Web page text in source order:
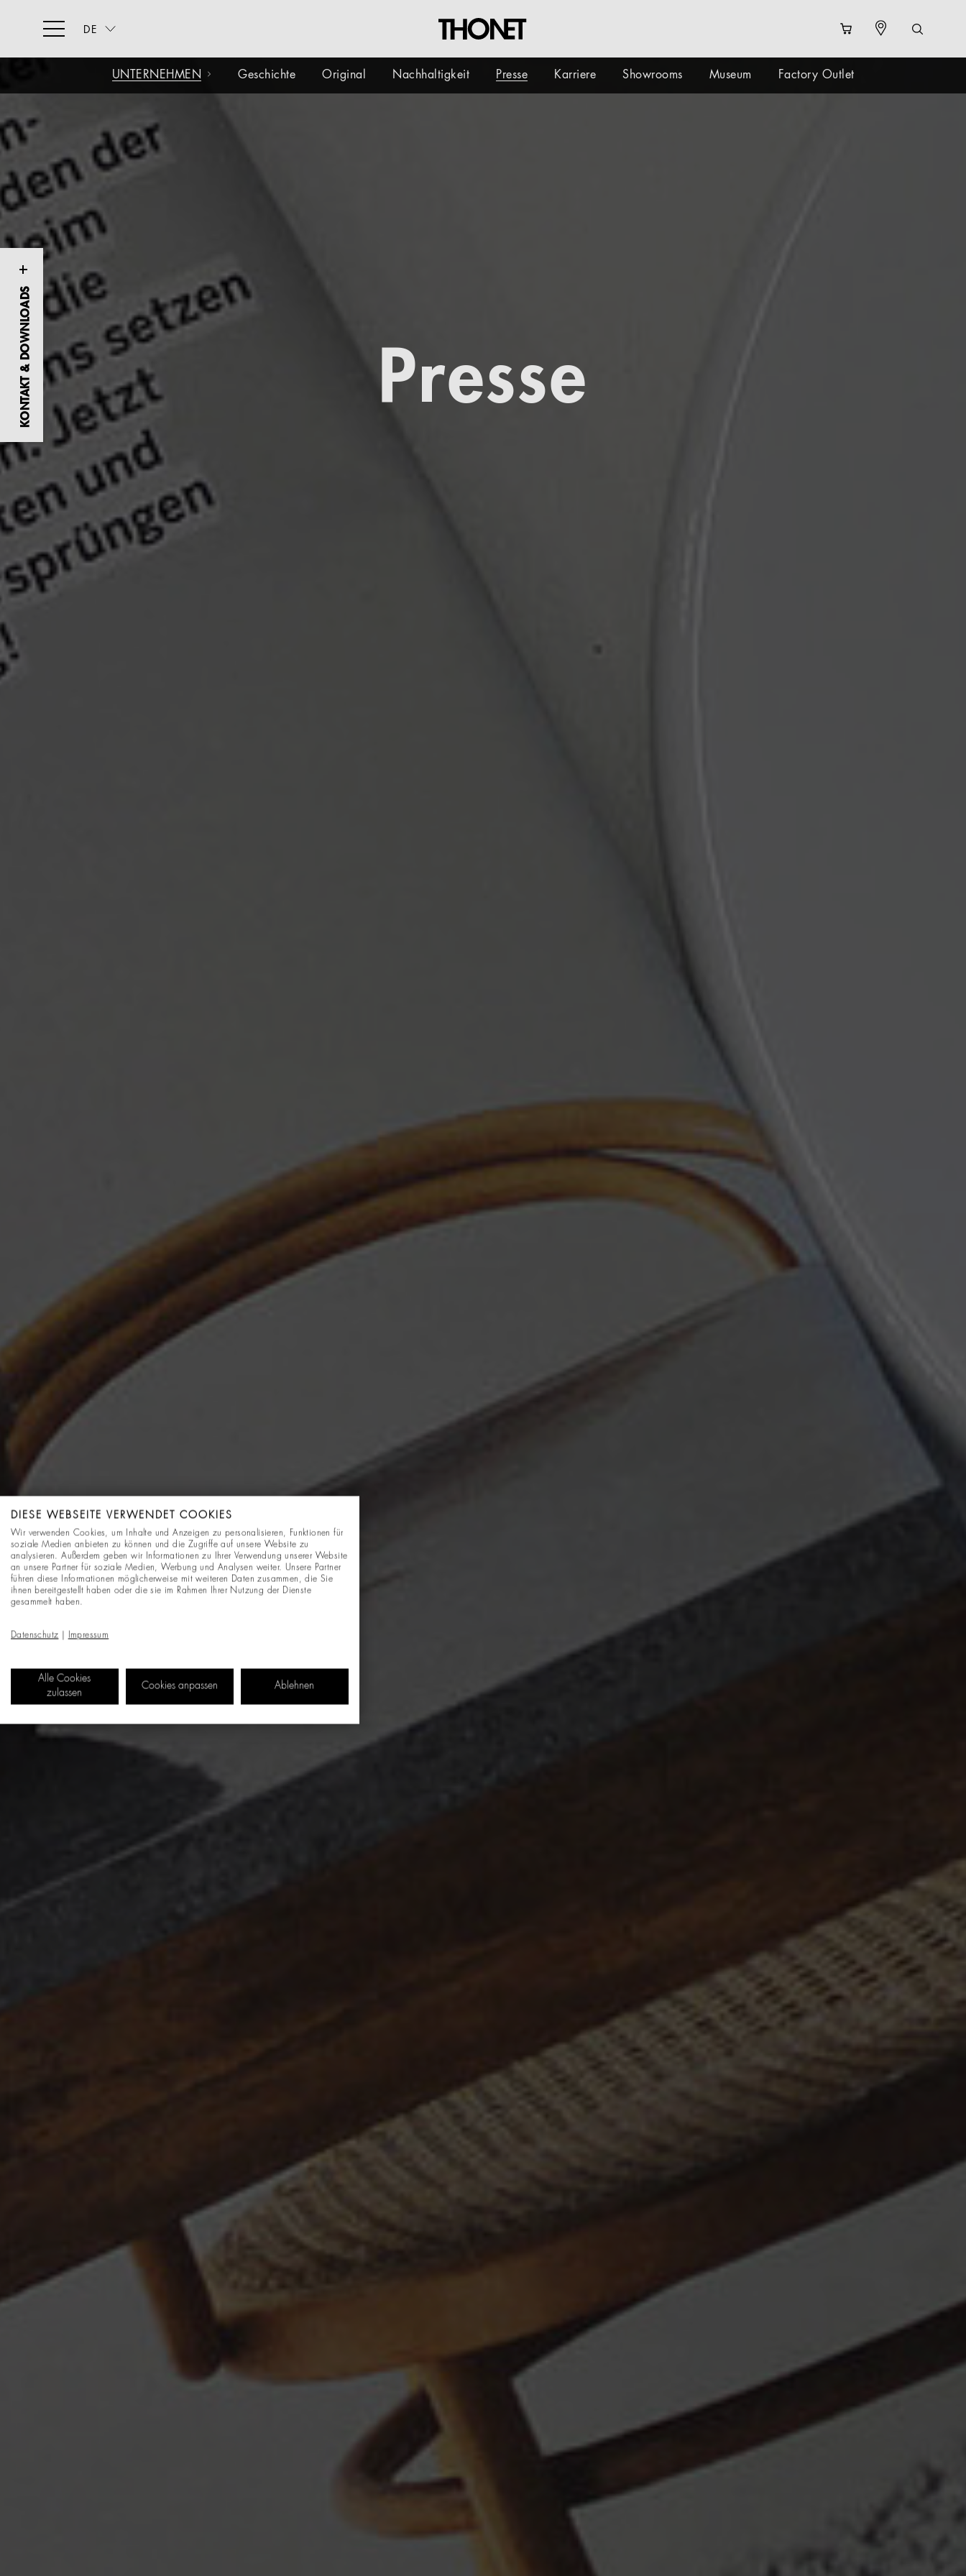
DE
UNTERNEHMEN Geschichte Original Nachhaltigkeit Presse Karriere Showrooms Museum Factory Outlet
KONTAKT & DOWNLOADS Presse
DIESE WEBSEITE VERWENDET COOKIES
Wir verwenden Cookies, um Inhalte und Anzeigen zu personalisieren, Funktionen für
soziale Medien anbieten zu können und die Zugriffe auf unsere Website zu
analysieren. Außerdem geben wir Informationen zu Ihrer Verwendung unserer Website
an unsere Partner für soziale Medien, Werbung und Analysen weiter. Unsere Partner
führen diese Informationen möglicherweise mit weiteren Daten zusammen, die Sie
ihnen bereitgestellt haben oder die sie im Rahmen Ihrer Nutzung der Dienste
gesammelt haben.
Datenschutz Impressum
Alle Cookies
zulassen
Cookies anpassen Ablehnen